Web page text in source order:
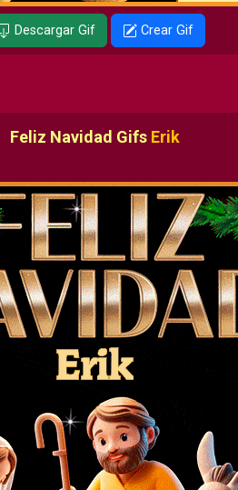
Descargar Gif Crear Gif
Feliz Navidad Gifs Erik